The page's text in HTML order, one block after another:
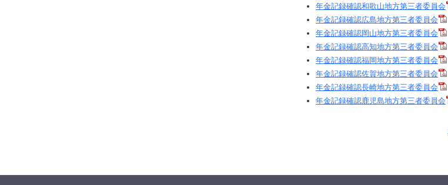
年金記録確認和歌山地方第三者委員会
年金記録確認広島地方第三者委員会
年金記録確認岡山地方第三者委員会
年金記録確認高知地方第三者委員会
年金記録確認福岡地方第三者委員会
年金記録確認佐賀地方第三者委員会
年金記録確認長崎地方第三者委員会
年金記録確認鹿児島地方第三者委員会